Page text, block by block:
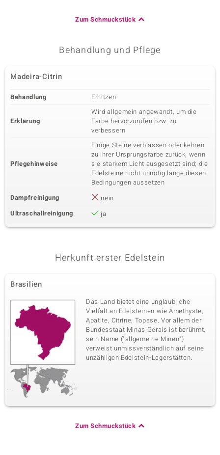
Zum Schmuckstück
Behandlung und Pflege
Madeira-Citrin
Behandlung Erhitzen
Erklärung
Wird allgemein angewandt, um die
Farbe hervorzurufen bzw. zu
verbessern
Pflegehinweise
Einige Steine verblassen oder kehren
zu ihrer Ursprungsfarbe zurück, wenn
sie starkem Licht ausgesetzt sind; die
Edelsteine nicht unnötig lange diesen
Bedingungen aussetzen
Dampfreinigung
nein
Ultraschallreinigung
ja
Herkunft erster Edelstein
Brasilien
Das Land bietet eine unglaubliche
Vielfalt an Edelsteinen wie Amethyste,
Apatite, Citrine, Topase. Vor allem der
Bundesstaat Minas Gerais ist berühmt,
sein Name ("allgemeine Minen")
verweist unmissverständlich auf seine
unzähligen Edelstein-Lagerstätten.
Zum Schmuckstück